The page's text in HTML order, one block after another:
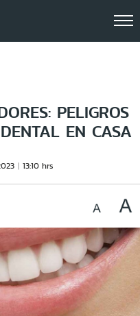
PELIGROS
EN CASA
13:10 hrs